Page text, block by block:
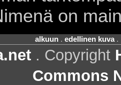
on
alkuun. edellinen kuva.
. Copyright
Commons